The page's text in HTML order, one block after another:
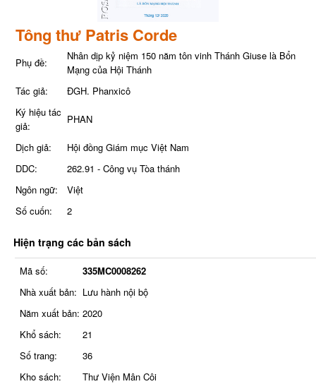
Tông thư Patris Corde
Phụ đề:
Nhân dịp kỷ niệm 150 năm tôn vinh Thánh Giuse là Bổn
Mạng của Hội Thánh
Tác giả:
ĐGH. Phanxicô
Ký hiệu tác
giả:
PHAN
Dịch giả:
Hội đồng Giám mục Việt Nam
DDC:
262.91 - Công vụ Tòa thánh
Ngôn ngữ:
Việt
Số cuốn:
2
Hiện trạng các bản sách
Mã số:
335MC0008262
Nhà xuất bản: Lưu hành nội bộ
Năm xuất bản: 2020
Khổ sách:
21
Số trang:
36
Kho sách:
Thư Viện Mân Côi